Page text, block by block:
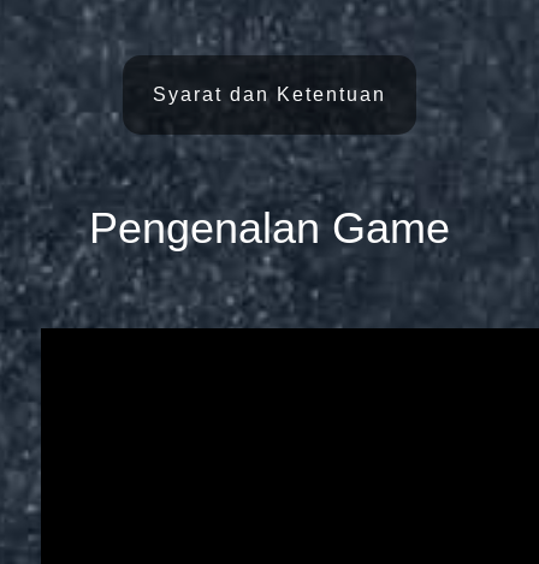
Syarat dan Ketentuan
Pengenalan Game